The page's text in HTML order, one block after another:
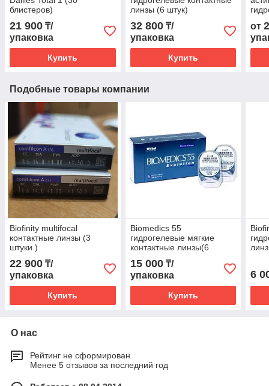
блистеров)
21 900 ₸/
упаковка
Купить
линзы (6 штук)
32 800₸/
упаковка
Купить
от
Подобные товары компании
Biofinity multifocal
контактные линзы (3
штуки )
22 900 ₸/
упаковка
Купить
Biomedics 55
гидрогелевые мягкие
контактные линзы(6
15 000₸/
упаковка
Купить
6
О нас
Рейтинг не сформирован
Менее 5 отзывов за последний год